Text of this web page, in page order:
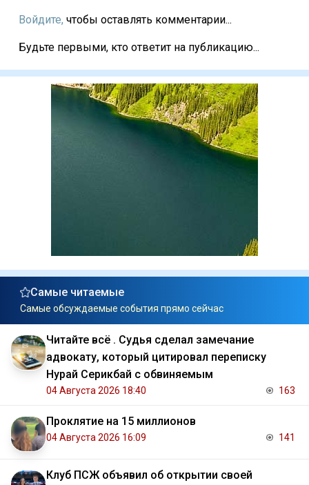
Войдите, чтобы оставлять комментарии...
Будьте первыми, кто ответит на публикацию...
Самые читаемые
Самые обсуждаемые события прямо сейчас
Читайте всё . Судья сделал замечание
адвокату, который цитировал переписку
Нурай Серикбай с обвиняемым
04 Августа 2026 18:40 163
Проклятие на 15 миллионов
04 Августа 2026 16:09 141
Клуб ПСЖ объявил об открытии своей